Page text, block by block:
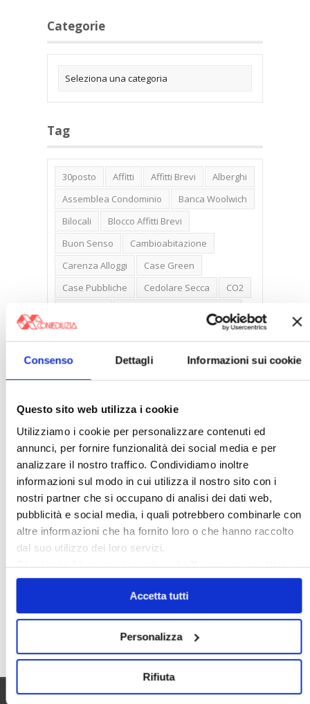
Consenso Dettagli Informazioni sui cookie
Questo sito web utilizza i cookie
Utilizziamo i cookie per personalizzare contenuti ed
annunci, per fornire funzionalità dei social media e per
analizzare il nostro traffico. Condividiamo inoltre
informazioni sul modo in cui utilizza il nostro sito con i
nostri partner che si occupano di analisi dei dati web,
pubblicità e social media, i quali potrebbero combinarle con
altre informazioni che ha fornito loro o che hanno raccolto
dal suo utilizzo dei loro servizi.
Chiudendo il banner cliccando sullaXverranno accettati
solo i cookie necessari.
Accetta tutti
Personalizza
Rifiuta
Categorie
Tag
30posto Affitti Affitti Brevi
Alberghi
Assemblea Condominio
Banca Woolwich
Bilocali
Blocco Affitti Brevi
Buon Senso
Cambioabitazione
Carenza Alloggi
Case Green
Case Pubbliche
Cedolare Secca
CO2
Condominio
Confedilizia.EU
Detrazioni Edilizie
Dirittiproprietà
Libero Mercato
Monolocali
New York
Nudaproprietà
Prezzi Case
Prima Casa
Proprietari Casa
Rendite Catastali
Rivoluzioneliberale
Ruderi
Sicurezza
Sommerso
Sunia
Trasferimenti
Valore Case